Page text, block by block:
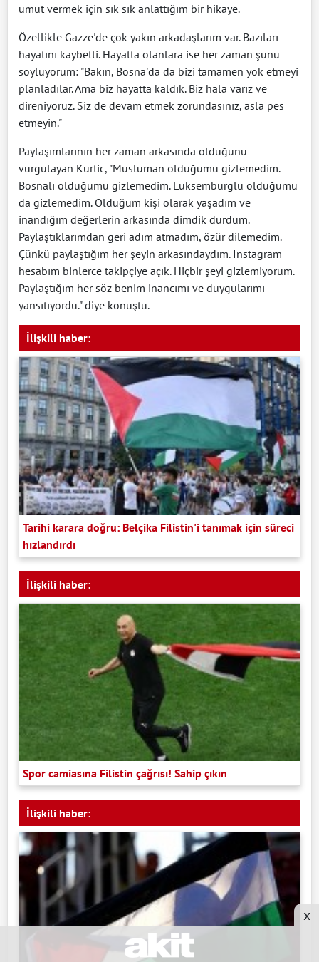
umut vermek için sık sık anlattığım bir hikaye.
Özellikle Gazze'de çok yakın arkadaşlarım var. Bazıları
hayatını kaybetti. Hayatta olanlara ise her zaman şunu
söylüyorum: "Bakın, Bosna'da da bizi tamamen yok etmeyi
planladılar. Ama biz hayatta kaldık. Biz hala varız ve
direniyoruz. Siz de devam etmek zorundasınız, asla pes
etmeyin."
Paylaşımlarının her zaman arkasında olduğunu
vurgulayan Kurtic, "Müslüman olduğumu gizlemedim.
Bosnalı olduğumu gizlemedim. Lüksemburglu olduğumu
da gizlemedim. Olduğum kişi olarak yaşadım ve
inandığım değerlerin arkasında dimdik durdum.
Paylaştıklarımdan geri adım atmadım, özür dilemedim.
Çünkü paylaştığım her şeyin arkasındaydım. Instagram
hesabım binlerce takipçiye açık. Hiçbir şeyi gizlemiyorum.
Paylaştığım her söz benim inancımı ve duygularımı
yansıtıyordu." diye konuştu.
İlişkili haber:
Tarihi karara doğru: Belçika Filistin'i tanımak için süreci
hızlandırdı
İlişkili haber:
Spor camiasına Filistin çağrısı! Sahip çıkın
İlişkili haber:
x